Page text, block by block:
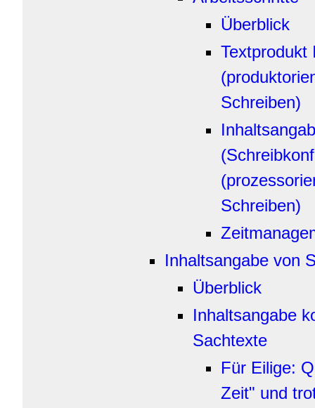
Überblick
Textprodukt
Schreiben)
Schreiben)
Inhaltsangabe von
Überblick
Inhaltsangabe
Sachtexte
Für Eilige:
Zeit" und